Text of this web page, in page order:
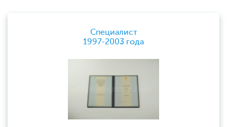
Специалист
1997-2003 года